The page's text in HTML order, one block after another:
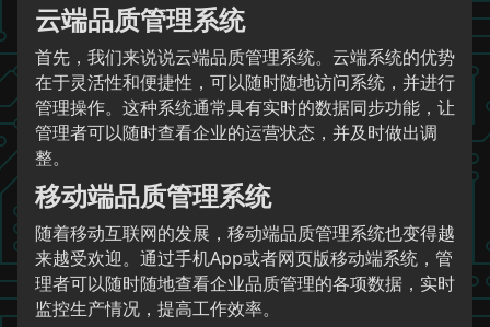
云端品质管理系统
首先，我们来说说云端品质管理系统。云端系统的优势
在于灵活性和便捷性，可以随时随地访问系统，并进行
管理操作。这种系统通常具有实时的数据同步功能，让
管理者可以随时查看企业的运营状态，并及时做出调
整。
移动端品质管理系统
随着移动互联网的发展，移动端品质管理系统也变得越
来越受欢迎。通过手机App或者网页版移动端系统，管
理者可以随时随地查看企业品质管理的各项数据，实时
监控生产情况，提高工作效率。